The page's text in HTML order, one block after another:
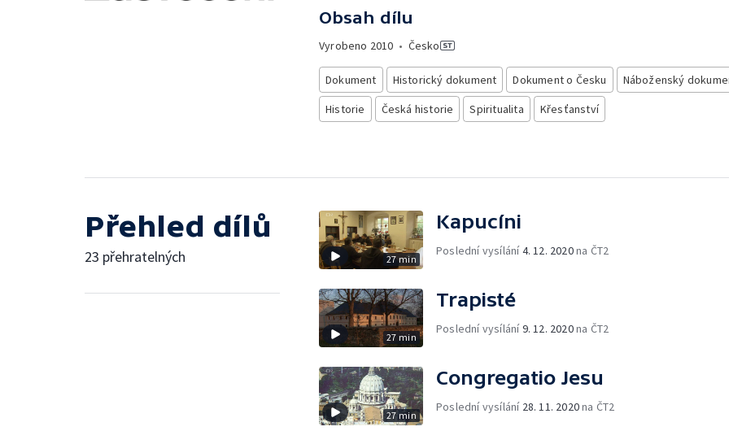
Obsah dílu
Vyrobeno 2010 • Česko
Dokument Historický dokument Dokument o Česku
Náboženský
Historie
Česká historie Spiritualita Křesťanství
Přehled dílů
23 přehratelných 27 min
Kapucíni
Poslední vysílání4. 12. 2020na ČT2
27 min
Trapisté
Poslední vysílání9. 12. 2020na ČT2
27 min
Congregatio Jesu
Poslední vysílání 28. 11. 2020na ČT2